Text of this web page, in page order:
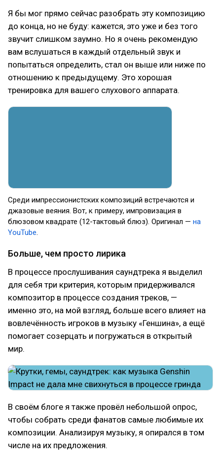
Я бы мог прямо сейчас разобрать эту композицию
до конца, но не буду: кажется, это уже и без того
звучит слишком заумно. Но я очень рекомендую
вам вслушаться в каждый отдельный звук и
попытаться определить, стал он выше или ниже по
отношению к предыдущему. Это хорошая
тренировка для вашего слухового аппарата.
Среди импрессионистских композиций встречаются и
джазовые веяния. Вот, к примеру, импровизация в
блюзовом квадрате (12-тактовый блюз). Оригинал — на
YouTube
Больше, чем просто лирика
В процессе прослушивания саундтрека я выделил
для себя три критерия, которым придерживался
композитор в процессе создания треков, —
именно это, на мой взгляд, больше всего влияет на
вовлечённость игроков в музыку «Геншина», а ещё
помогает созерцать и погружаться в открытый
мир.
В своём блоге я также провёл небольшой опрос,
чтобы собрать среди фанатов самые любимые их
композиции. Анализируя музыку, я опирался в том
числе на их предложения.